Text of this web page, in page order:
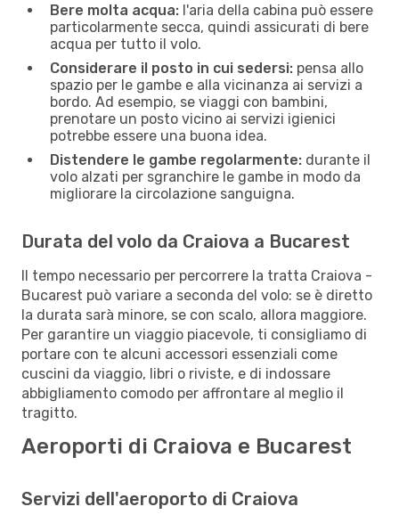
Bere molta acqua: l'aria della cabina può essere
particolarmente secca, quindi assicurati di bere
acqua per tutto il volo.
Considerare il posto in cui sedersi: pensa allo
spazio per le gambe e alla vicinanza ai servizi a
bordo. Ad esempio, se viaggi con bambini,
prenotare un posto vicino ai servizi igienici
potrebbe essere una buona idea.
Distendere le gambe regolarmente: durante il
volo alzati per sgranchire le gambe in modo da
migliorare la circolazione sanguigna.
Durata del volo da Craiova a Bucarest
Il tempo necessario per percorrere la tratta Craiova -
Bucarest può variare a seconda del volo: se è diretto
la durata sarà minore, se con scalo, allora maggiore.
Per garantire un viaggio piacevole, ti consigliamo di
portare con te alcuni accessori essenziali come
cuscini da viaggio, libri o riviste, e di indossare
abbigliamento comodo per affrontare al meglio il
tragitto.
Aeroporti di Craiova e Bucarest
Servizi dell'aeroporto di Craiova